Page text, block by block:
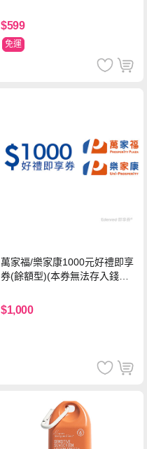
$599
免運
萬家福/樂家康1000元好禮即享
券(餘額型)(本券無法存入錢包
$1,000